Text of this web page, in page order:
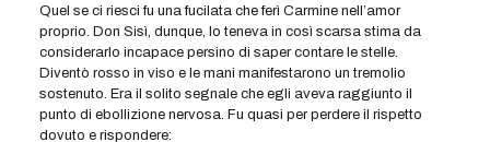
Quel se ci riesci fu una fucilata che ferì Carmine nell’amor
proprio. Don Sisì, dunque, lo teneva in così scarsa stima da
considerarlo incapace persino di saper contare le stelle.
Diventò rosso in viso e le mani manifestarono un tremolio
sostenuto. Era il solito segnale che egli aveva raggiunto il
punto di ebollizione nervosa. Fu quasi per perdere il rispetto
dovuto e rispondere: